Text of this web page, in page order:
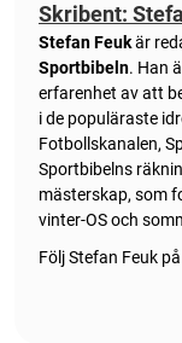
Skribent:
Stefan Feukär
Sportbibeln. Han
erfarenhet av att
i de populäraste
Fotbollskanalen,
Sportbibelns
mästerskap, som
vinter-OS och
Följ Stefan Feuk på